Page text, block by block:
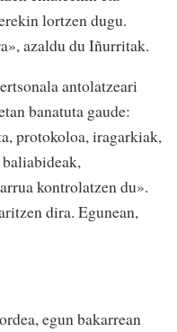
lortzen dugu.
azaldu du Iñurritak.
antolatzeari
banatuta gaude:
protokoloa, iragarkiak,
kontrolatzen du».
dira. Egunean,
egun bakarrean